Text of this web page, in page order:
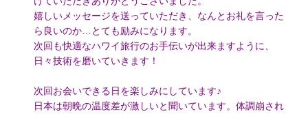
嬉しいメッセージを送っていただき、なんとお礼を言った
ら良いのか…とても励みになります。
次回も快適なハワイ旅行のお手伝いが出来ますように、
日々技術を磨いていきます！
次回お会いできる日を楽しみにしています♪
日本は朝晩の温度差が激しいと聞いています。体調崩され